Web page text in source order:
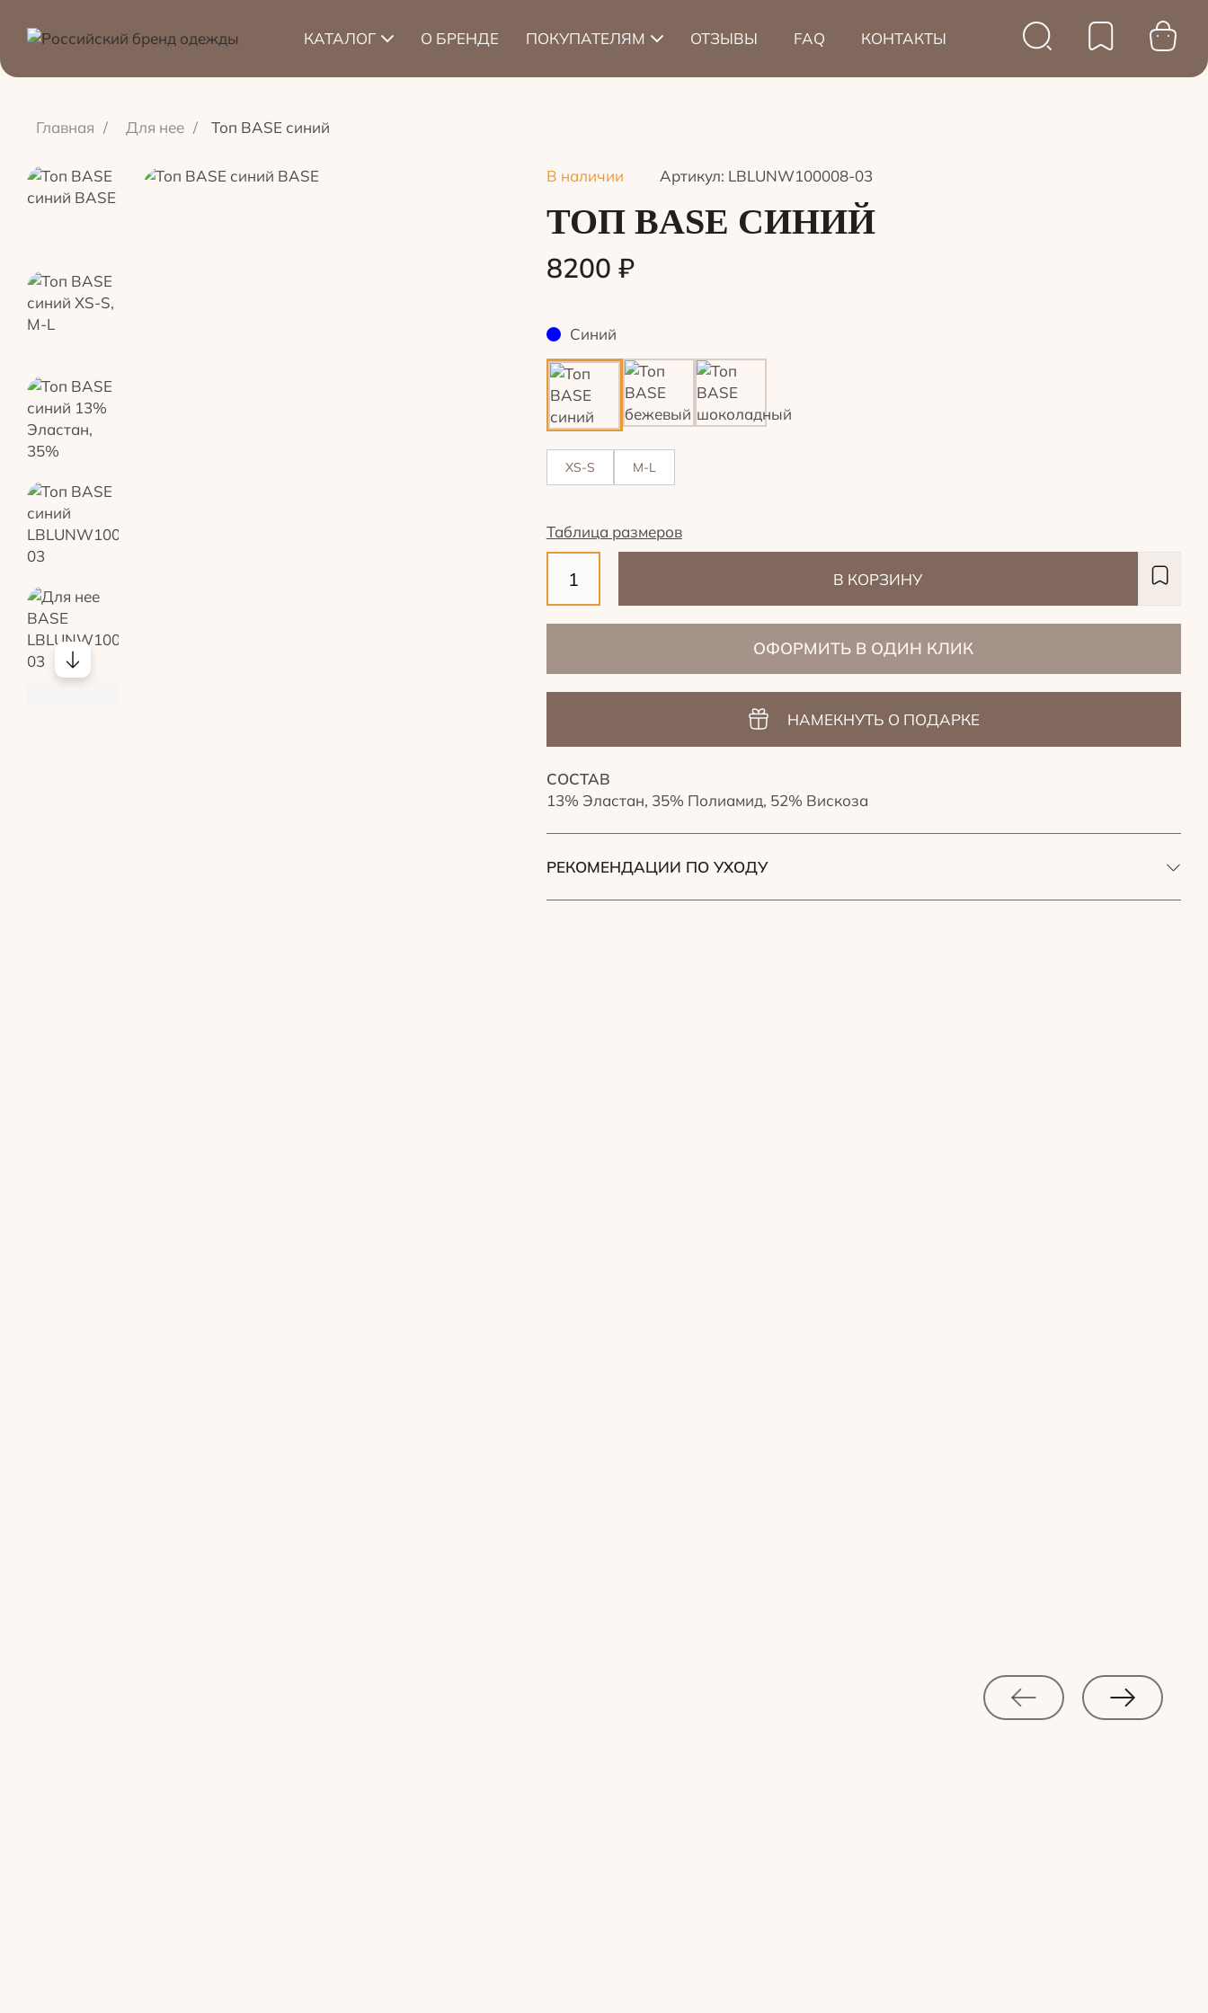
КАТАЛОГ О БРЕНДЕ ПОКУПАТЕЛЯМ ОТЗЫВЫ FAQ КОНТАКТЫ
Главная / Для нее / Топ BASE синий
В наличии Артикул: LBLUNW100008-03
ТОП BASE СИНИЙ
8200 ₽
Синий
XS-S M-L
Таблица размеров
В КОРЗИНУ
ОФОРМИТЬ В ОДИН КЛИК
НАМЕКНУТЬ О ПОДАРКЕ
СОСТАВ
13% Эластан, 35% Полиамид, 52% Вискоза
РЕКОМЕНДАЦИИ ПО УХОДУ